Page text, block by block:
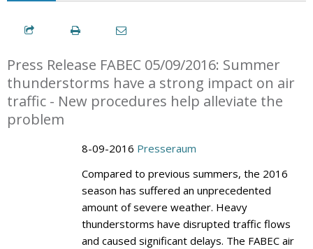
Press Release FABEC 05/09/2016: Summer
thunderstorms have a strong impact on air
traffic - New procedures help alleviate the
problem
8-09-2016 Presseraum
Compared to previous summers, the 2016
season has suffered an unprecedented
amount of severe weather. Heavy
thunderstorms have disrupted traffic flows
and caused significant delays. The FABEC air